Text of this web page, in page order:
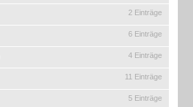
2 Einträge
6 Einträge
4 Einträge
11 Einträge
5 Einträge